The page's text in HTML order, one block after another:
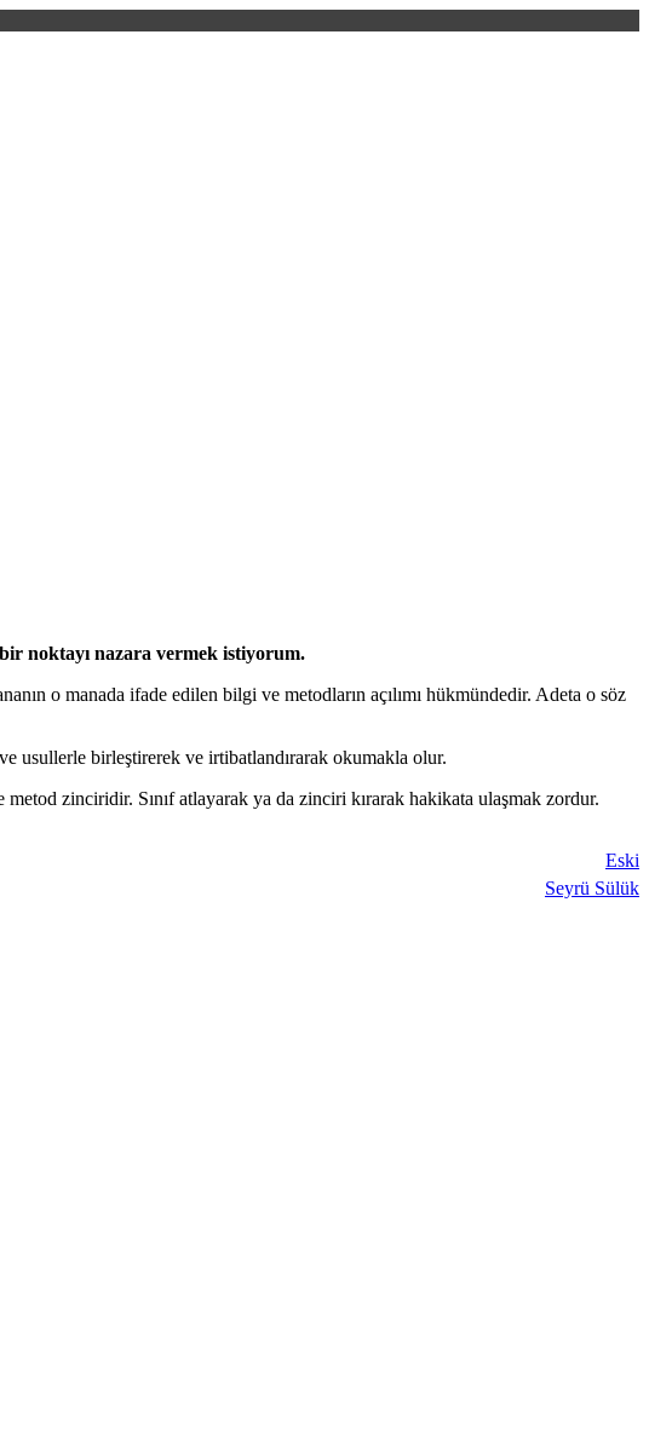
noktayı nazara vermek istiyorum.
o manada ifade edilen bilgi ve metodların açılımı hükmündedir. Adeta o söz
usullerle birleştirerek ve irtibatlandırarak okumakla olur.
zinciridir. Sınıf atlayarak ya da zinciri kırarak hakikata ulaşmak zordur.
Eski
Seyrü Sülük